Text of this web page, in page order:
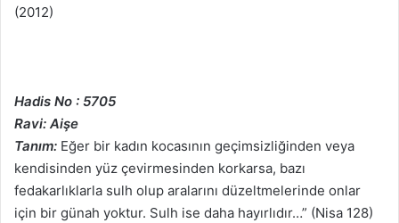
(2012)
Hadis No : 5705
Ravi: Aişe
Tanım: Eğer bir kadın kocasının geçimsizliğinden veya
kendisinden yüz çevirmesinden korkarsa, bazı
fedakarlıklarla sulh olup aralarını düzeltmelerinde onlar
için bir günah yoktur. Sulh ise daha hayırlıdır…” (Nisa 128)